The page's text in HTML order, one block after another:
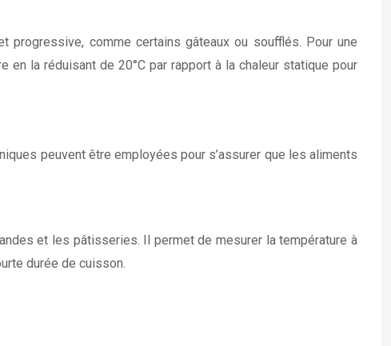
progressive, comme certains gâteaux ou soufflés. Pour une
la réduisant de 20°C par rapport à la chaleur statique pour
peuvent être employées pour s’assurer que les aliments
et les pâtisseries. Il permet de mesurer la température à
durée de cuisson.